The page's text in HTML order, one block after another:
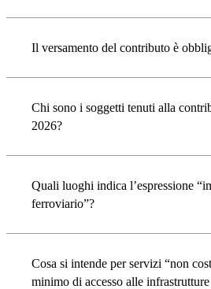
Il versamento del contributo è
Chi sono i soggetti tenuti alla
2026?
Quali luoghi indica l’espressione
ferroviario”?
Cosa si intende per servizi “non
minimo di accesso alle